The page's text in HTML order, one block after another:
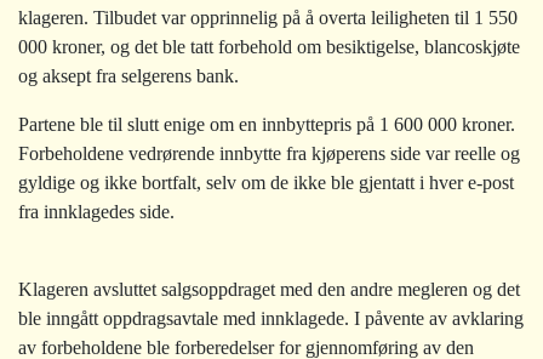
klageren. Tilbudet var opprinnelig på å overta leiligheten til 1 550
000 kroner, og det ble tatt forbehold om besiktigelse, blancoskjøte
og aksept fra selgerens bank.
Partene ble til slutt enige om en innbyttepris på 1 600 000 kroner.
Forbeholdene vedrørende innbytte fra kjøperens side var reelle og
gyldige og ikke bortfalt, selv om de ikke ble gjentatt i hver e-post
fra innklagedes side.
Klageren avsluttet salgsoppdraget med den andre megleren og det
ble inngått oppdragsavtale med innklagede. I påvente av avklaring
av forbeholdene ble forberedelser for gjennomføring av den